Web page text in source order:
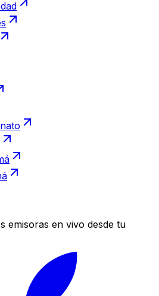
emisoras en vivo desde tu